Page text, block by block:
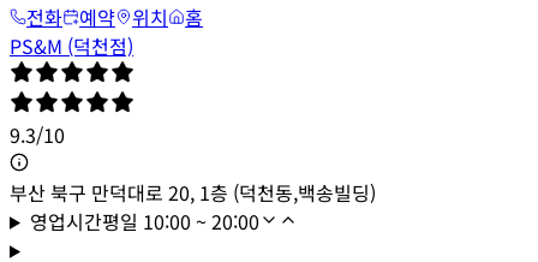
전화
예약 위치
홈
PS&M (덕천점)
9.3/10
부산 북구 만덕대로 20, 1층 (덕천동,백송빌딩)
영업시간평일 10:00 ~ 20:00